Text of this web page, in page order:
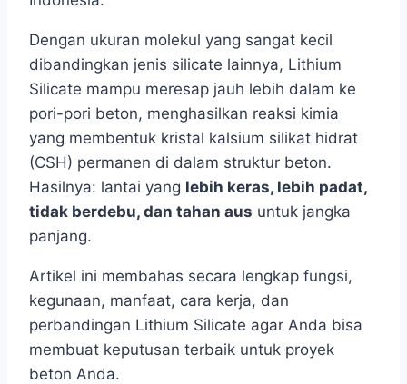
Dengan ukuran molekul yang sangat kecil
dibandingkan jenis silicate lainnya, Lithium
Silicate mampu meresap jauh lebih dalam ke
pori-pori beton, menghasilkan reaksi kimia
yang membentuk kristal kalsium silikat hidrat
(CSH) permanen di dalam struktur beton.
Hasilnya: lantai yang lebih keras, lebih padat,
tidak berdebu, dan tahan aus untuk jangka
panjang.
Artikel ini membahas secara lengkap fungsi,
kegunaan, manfaat, cara kerja, dan
perbandingan Lithium Silicate agar Anda bisa
membuat keputusan terbaik untuk proyek
beton Anda.